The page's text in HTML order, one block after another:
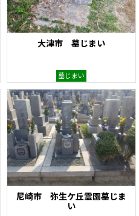
大津市 墓じまい
墓じまい
尼崎市 弥生ケ丘霊園墓じま
い